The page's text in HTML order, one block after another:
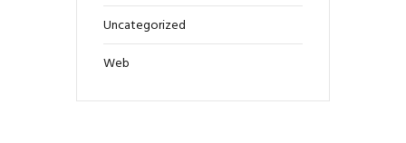
Uncategorized
Web